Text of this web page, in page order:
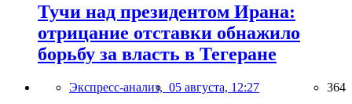
Тучи над президентом Ирана:
отрицание отставки обнажило
борьбу за власть в Тегеране
Экспресс-анализ, 05 августа, 12:27 364